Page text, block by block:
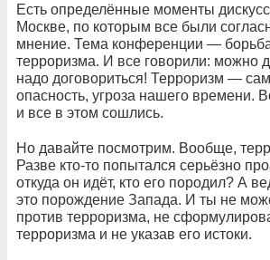
Есть определённые моменты
Москве, по которым все были
мнение. Тема конференции —
терроризма. И все говорили: можно
надо договориться! Терроризм —
опасность, угроза нашего времени.
и все в этом сошлись.
Но давайте посмотрим. Вообще,
Разве кто-то попытался серьёзно
откуда он идёт, кто его породил? А
это порождение Запада. И ты не
против терроризма, не
терроризма и не указав его истоки.